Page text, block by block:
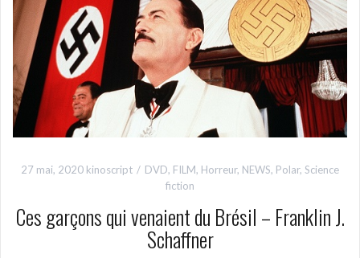
27 mai, 2020 kinoscript DVD, FILM, Horreur, NEWS, Polar, Science
fiction
Ces garçons qui venaient du Brésil – Franklin J.
Schaffner